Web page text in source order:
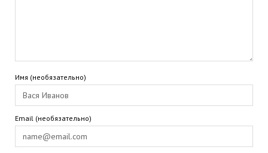
Имя (необязательно)
Email (необязательно)